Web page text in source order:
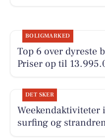
BOLIGMARKED
Top 6 over dyreste
Priser op til
DET SKER
Weekendaktiviteter
surfing og